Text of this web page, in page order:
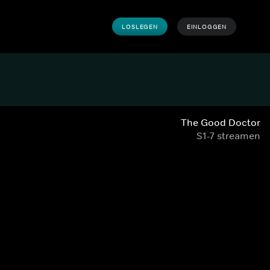
LOSLEGEN EINLOGGEN
The Good Doctor
S1-7 streamen